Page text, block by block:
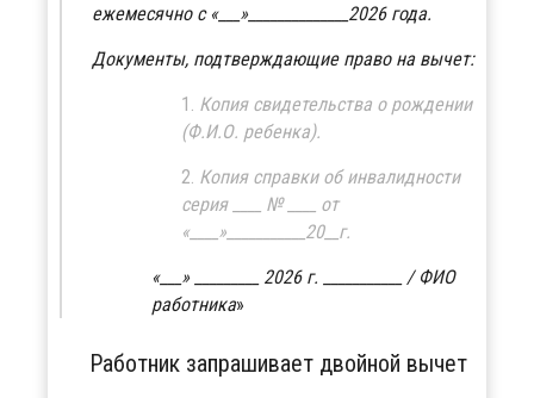
ежемесячно с «___»______________2026 года.
Документы, подтверждающие право на вычет:
Копия свидетельства о рождении
(Ф.И.О. ребенка).
Копия справки об инвалидности
серия ____ № ____ от
«____»___________20__г.
«___» _________ 2026 г. ___________ / ФИО
работника
Работник запрашивает двойной вычет